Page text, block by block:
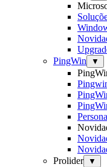
PingWin
▼
Prolider
▼